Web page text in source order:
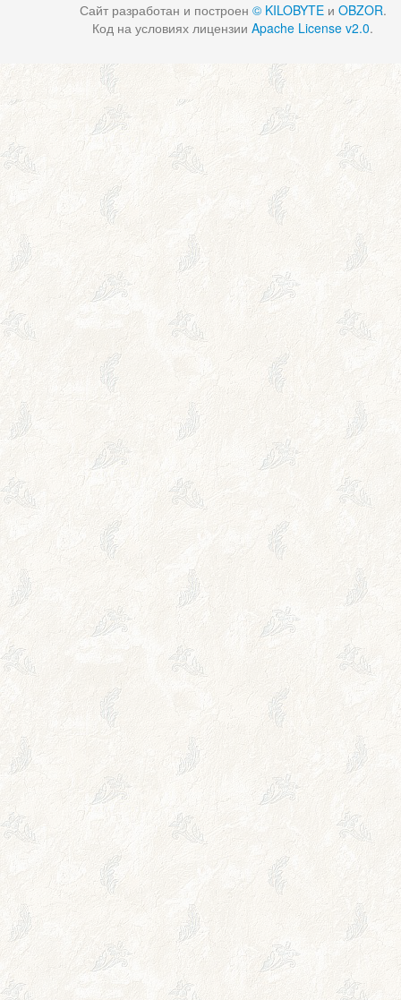
Сайт разработан и построен © KILOBYTEи OBZOR.
Код на условиях лицензии Apache License v2.0.